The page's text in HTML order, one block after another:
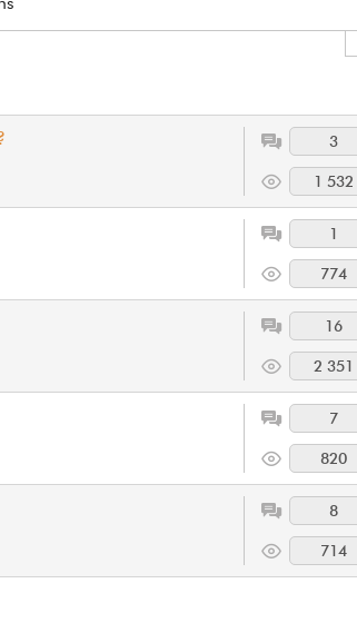
3
1 532
1
774
16
2 351
7
820
8
714